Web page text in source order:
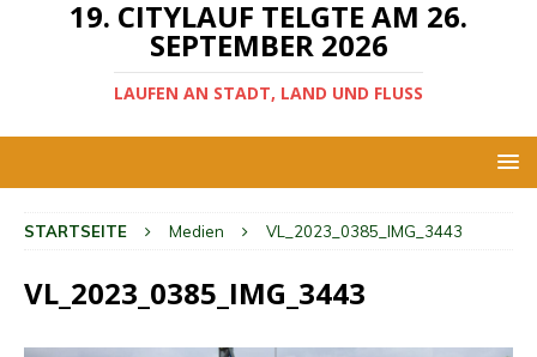
19. CITYLAUF TELGTE AM 26.
SEPTEMBER 2026
LAUFEN AN STADT, LAND UND FLUSS
STARTSEITE Medien VL_2023_0385_IMG_3443
VL_2023_0385_IMG_3443